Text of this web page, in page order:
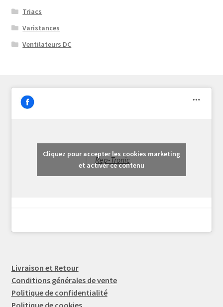
Triacs
Varistances
Ventilateurs DC
Rep-Tronic
Cliquez pour accepter les cookies marketing
et activer ce contenu
Livraison et Retour
Conditions générales de vente
Politique de confidentialité
Politique de cookies